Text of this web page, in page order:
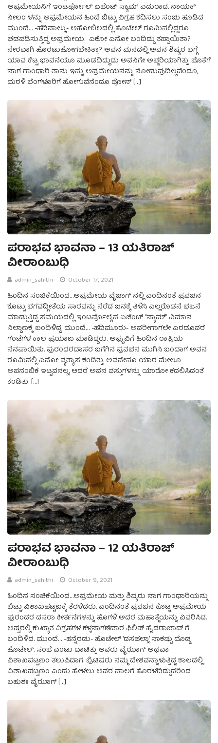
ಅಪ್ರಮೇಯನಿಗೆ ಇಂಟರ್ಪೋಲ್ ಏಜೆಂಟ್ ಸ್ಯಾಮ್ ಎದುರಾದ. ನಾಯಕ್
ನೀಲಂ ಳನ್ನು ಅಪ್ರಮೇಯನ ಹಿಂದೆ ಬಿಟ್ಟು ವಿಗ್ರಹ ಕದಿಸಲು ಸಂಚು ಹೂಡಿದ
ಮುಂದೆ… -ಹದಿನಾಲ್ಕು- ಅಹೋಬಿಲದಲ್ಲಿ ಹೊಟೇಲ್‌ ರೂಮಿನಲ್ಲಿದ್ದರೂ
ಚಡಪಡಿಸುತ್ತಿದ್ದ ಅಪ್ರಮೇಯ. ಏಕೋ ಏನೋ ಬಂದಿದ್ದು ತಪ್ಪಾಯಿತಾ?
ನೇರವಾಗಿ ಹೊರಟುಹೋಗಬೇಕಿತ್ತಾ? ಅವನ ಮನದಲ್ಲಿ ಅವನ ಶಿಷ್ಯರ ಬಗ್ಗೆ
ಯಾವ ಕೆಟ್ಟ ಭಾವನೆಯೂ ಮೂಡದಿದ್ದುದು ಅವನಿಗೇ ಅಚ್ಚರಿಯಾಗಿತ್ತು. ಜೊತೆಗೆ
ನಾಗ ಗಾಂಧಾರಿ ತಾನು ಇನ್ನು ಅಪ್ರಮೇಯನನ್ನು ನೋಡುವುದಿಲ್ಲವೆಂದೂ,
ಮರಳಿ ಬೆಂಗಳೂರಿಗೆ ಹೋಗುವೆನೆಂದೂ ಫೋನ್‌ […]
ಪರಾಭವ ಭಾವನಾ – 13 ಯತಿರಾಜ್
ವೀರಾಂಬುಧಿ
admin_sahithi October 17, 2021
ಹಿಂದಿನ ಸಂಚಿಕೆಯಿಂದ…ಅಪ್ರಮೇಯ ವೈಜಾಗ್ ನಲ್ಲಿ ಎಂದಿನಂತೆ ಪ್ರವಚನ
ಕೊಟ್ಟು ಭಗವದ್ಗೀತೆಯ ಸಾರವನ್ನು ನೆರೆದ ಜನಕ್ಕೆ ತಿಳಿಸಿ ಎಲ್ಲರೊಡನೆ ಭಜನೆ
ಮಾಡ್ಡುತ್ತಿದ್ದ ಸಮಯದಲ್ಲಿ ಇಂಟರ್ಪೊಲೈನ ಏಜೆಂಟ್ “ಸ್ಯಾಮ್” ವಿಮಾನ
ನಿಲ್ದಾಣಕ್ಕೆ ಬಂದಿಳಿದ್ದ. ಮುಂದೆ… -ಹದಿಮೂರು- ಅವರೀಗಾಗಲೇ ಎರಡೂವರೆ
ಗಂಟೆಗಳ ಕಾಲ ಪ್ರಯಾಣ ಮಾಡಿದ್ದರು. ಅಪ್ಪುವಿಗೆ ಹಿಂದಿನ ರಾತ್ರಿಯ
ನೆನಪಾಯಿತು. ಪುರಂದರದಾಸರ ಬಗೆಗಿನ ಪ್ರವಚನ ಮುಗಿಸಿ ಬಂದಾಗ ಅವನ
ರೂಮಿನಲ್ಲಿ ಏನೋ ವ್ಯತ್ಯಾಸ ಕಂಡಿತ್ತು. ಅವನೇನೂ ಯಾರ ಮೇಲೂ
ಅಪನಂಬಿಕೆ ಇಟ್ಟವನಲ್ಲ. ಆದರೆ ಅವನ ವಸ್ತುಗಳನ್ನು ಯಾರೋ ಕದಲಿಸಿದಂತೆ
ಕಂಡಿತು. […]
ಪರಾಭವ ಭಾವನಾ – 12 ಯತಿರಾಜ್
ವೀರಾಂಬುಧಿ
admin_sahithi October 9, 2021
ಹಿಂದಿನ ಸಂಚಿಕೆಯಿಂದ…ಅಪ್ರಮೇಯ ಮತ್ತು ಶಿಷ್ಯರು ನಾಗ ಗಾಂಧಾರಿಯನ್ನು
ಬಿಟ್ಟು ವಿಶಾಖಪಟ್ಟಣಕ್ಕೆ ತೆರಳಿದರು. ಎಂದಿನಂತೆ ಪ್ರವಚನ ಕೊಟ್ಟ ಅಪ್ರಮೇಯ
ಪುರಂದರ ದಸರಾ ಕೀರ್ತನೆಗಳನ್ನು ಹೊಗಳಿ ಅದರ ಮಹಾತ್ಮೆಯನ್ನು ವಿವರಿಸಿದ.
ಅಷ್ಟರಲ್ಲಿ ಕುಖ್ಯಾತ ವಿಗ್ರಹಗಳ ಕಳ್ಳಸಾಗಣೆದಾರ ಫಿಲಿಪ್ ಹೈದರಾಬಾದ್ ಗೆ
ಬಂದಿಳಿದ. ಮುಂದೆ… -ಹನ್ನೆರಡು- ಹೊಟೇಲ್‌ ‘ದಸಪಲ್ಲಾ’ ಸಾಕಷ್ಟು ದೊಡ್ಡ
ಹೊಟೇಲ್. ಸಂಜೆ ಎಂಟು ದಾಟಿತ್ತು ಅವರು ವೈಝಾಗ್‌ ಅಥವಾ
ವಿಶಾಖಪಟ್ಟಣಂ ತಲುಪಿದಾಗ. ಬ್ರಿಟಿಷರು ನಮ್ಮ ದೇಶವನ್ನಾಳುತ್ತಿದ್ದ ಕಾಲದಲ್ಲಿ
ವಿಶಾಖಪಟ್ಟಣಂ ಎಂದು ಹೇಳಲು ಅವರ ನಾಲಗೆ ಹೊರಳದಿದ್ದುದರಿಂದ
ಬಹುಶಃ ವೈಝಾಗ್‌ […]